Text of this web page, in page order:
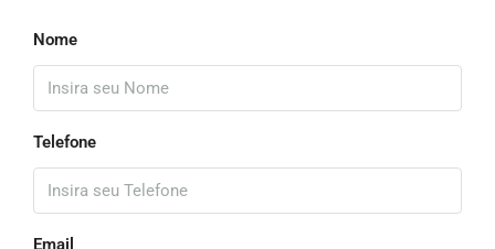
Nome
Telefone
Email